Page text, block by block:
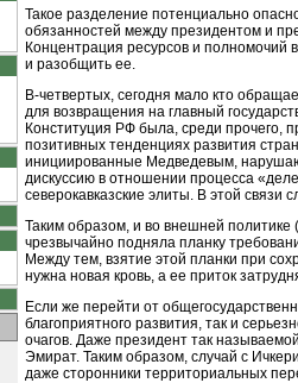
Такое разделение потенциально
обязанностей между президентом и
Концентрация ресурсов и полномочий
и разобщить ее.
В-четвертых, сегодня мало кто
для возвращения на главный
Конституция РФ была, среди прочего,
позитивных тенденциях развития
инициированные Медведевым,
дискуссию в отношении процесса
северокавказские элиты. В этой связи
Таким образом, и во внешней политике
чрезвычайно подняла планку
Между тем, взятие этой планки при
нужна новая кровь, а ее приток
Если же перейти от
благоприятного развития, так и
очагов. Даже президент так
Эмират. Таким образом, случай с
даже сторонники территориальных